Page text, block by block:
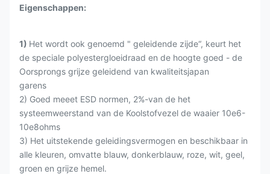
Eigenschappen:
1) Het wordt ook genoemd " geleidende zijde“, keurt het
de speciale polyestergloeidraad en de hoogte goed - de
Oorsprongs grijze geleidend van kwaliteitsjapan
garens
2) Goed meeet ESD normen, 2%-van de het
systeemweerstand van de Koolstofvezel de waaier 10e6-
10e8ohms
3) Het uitstekende geleidingsvermogen en beschikbaar in
alle kleuren, omvatte blauw, donkerblauw, roze, wit, geel,
groen en grijze hemel.